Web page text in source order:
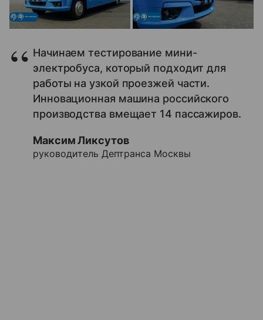
Начинаем тестирование мини-
электробуса, который подходит для
работы на узкой проезжей части.
Инновационная машина российского
производства вмещает 14 пассажиров.
Максим Ликсутов
руководитель Дептранса Москвы